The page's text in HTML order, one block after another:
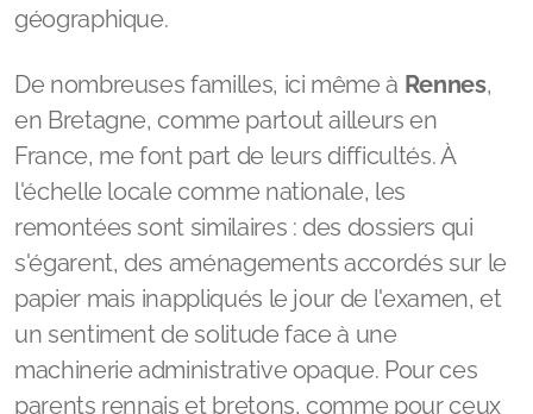
en Bretagne, comme partout ailleurs en
France, me font part de leurs difficultés. À
l'échelle locale comme nationale, les
remontées sont similaires : des dossiers qui
s'égarent, des aménagements accordés sur le
papier mais inappliqués le jour de l'examen, et
un sentiment de solitude face à une
machinerie administrative opaque. Pour ces
parents rennais et bretons, comme pour ceux
d'autres académies, le combat pour l'inclusion